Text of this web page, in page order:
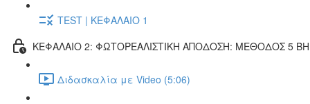
TEST | ΚΕΦΑΛΑΙΟ 1
ΚΕΦΑΛΑΙΟ 2: ΦΩΤΟΡΕΑΛΙΣΤΙΚΗ ΑΠΟΔΟΣΗ: ΜΕΘΟΔΟΣ 5
Διδασκαλία με Video (5:06)